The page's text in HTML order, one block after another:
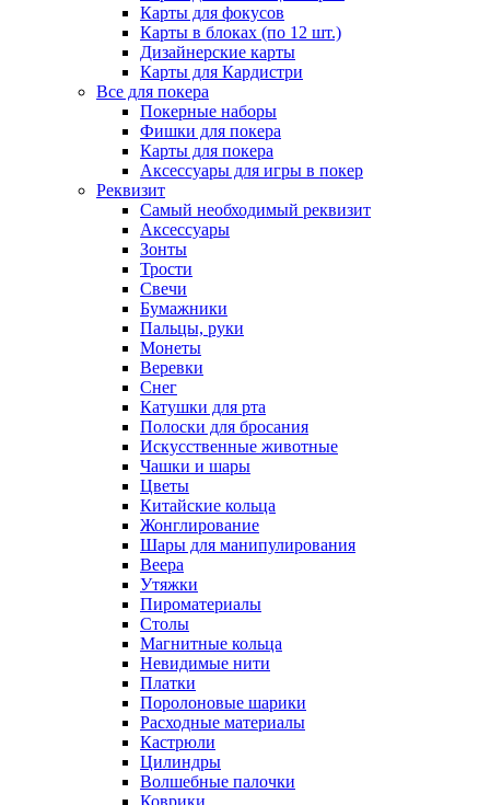
Карты для фокусов
Карты в блоках (по 12 шт.)
Дизайнерские карты
Карты для Кардистри
Все для покера
Покерные наборы
Фишки для покера
Карты для покера
Аксессуары для игры в покер
Реквизит
Самый необходимый реквизит
Аксессуары
Зонты
Трости
Свечи
Бумажники
Пальцы, руки
Монеты
Веревки
Снег
Катушки для рта
Полоски для бросания
Искусственные животные
Чашки и шары
Цветы
Китайские кольца
Жонглирование
Шары для манипулирования
Веера
Утяжки
Пироматериалы
Столы
Магнитные кольца
Невидимые нити
Платки
Поролоновые шарики
Расходные материалы
Кастрюли
Цилиндры
Волшебные палочки
Коврики